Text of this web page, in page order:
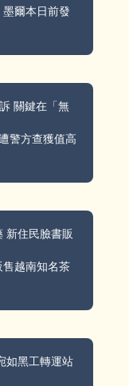
爾本日前發
關鍵在「無
警方查獲值高
新住民臉書販
越南知名茶
如黑工轉運站